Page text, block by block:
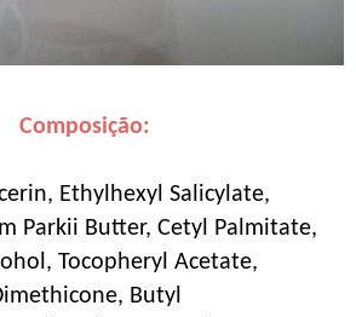
Composição:
Ethylhexyl Salicylate,
Parkii Butter, Cetyl Palmitate,
Tocopheryl Acetate,
Butyl